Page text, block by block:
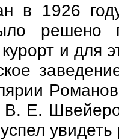
в 1926
решено
и для
В. Е.
увидеть